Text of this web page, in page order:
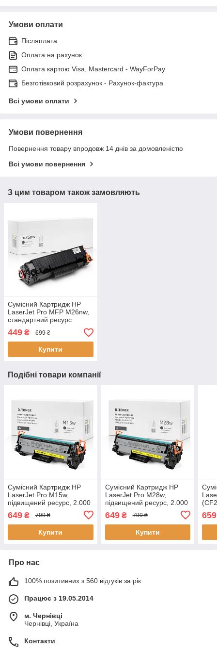
Умови оплати
Післяплата
Оплата на рахунок
Оплата картою Visa, Mastercard - WayForPay
Безготівковий розрахунок - Рахунок-фактура
Всі умови оплати
Умови повернення
Повернення товару впродовж 14 днів за домовленістю
Всі умови повернення
З цим товаром також замовляють
Сумісний Картридж HP
LaserJet Pro MFP M26nw,
стандартний ресурс
Gravitone
449 ₴ 699 ₴
Купити
Подібні товари компанії
Сумісний Картридж HP
LaserJet Pro M15w,
підвищений ресурс, 2.000
стор., аналог від Gravitone
649 ₴ 799 ₴
Купити
Сумісний Картридж HP
LaserJet Pro M28w,
підвищений ресурс, 2.000
стор., аналог від Gravitone
649₴ 799 ₴
Купити
659
Про нас
100% позитивних з 560 відгуків за рік
Працює з 19.05.2014
м. Чернівці
Чернівці, Україна
Контакти